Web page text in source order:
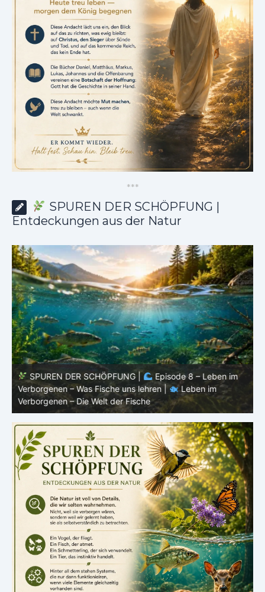
***
SPUREN DER SCHÖPFUNG |
Entdeckungen aus der Natur
SPUREN DER SCHÖPFUNG |
Episode 8 – Leben im
Verborgenen – Was Fische uns lehren |
Leben im
Verborgenen – Die Welt der Fische